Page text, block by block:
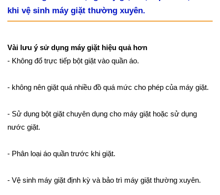
khi vệ sinh máy giặt thường xuyên.
Vài lưu ý sử dụng máy giặt hiệu quả hơn
- Không đổ trực tiếp bột giặt vào quần áo.
- không nên giặt quá nhiều đồ quá mức cho phép của máy giặt.
- Sử dụng bột giặt chuyên dụng cho máy giặt hoặc sử dụng
nước giặt.
- Phân loại áo quần trước khi giặt.
- Vệ sinh máy giặt định kỳ và bảo trì máy giặt thường xuyên.